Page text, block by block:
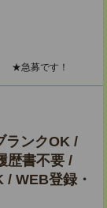
★急募です！
ランクOK /
歴書不要 /
/ WEB登録・